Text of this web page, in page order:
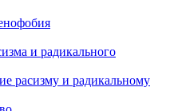
и радикального
расизму и радикальному